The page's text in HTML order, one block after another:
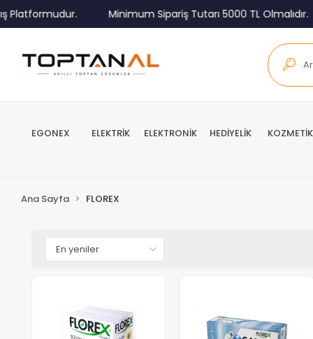
Minimum Sipariş Tutarı 5000 TL Olmalıdır.
EGONEX ELEKTRİK ELEKTRONİK HEDİYELİK KOZMETİK
Ana Sayfa FLOREX